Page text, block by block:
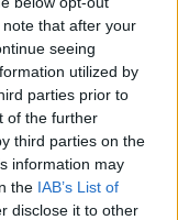
that after your
seeing
utilized by
parties prior to
of the further
third parties on the
information may
the IAB’s List of
disclose it to other